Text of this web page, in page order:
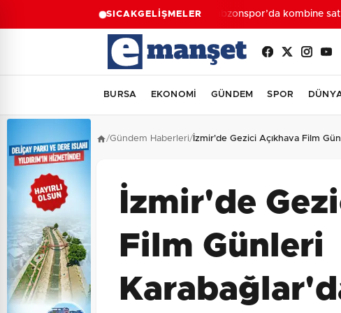
SICAKGELİŞMELERTrabzonspor’da kombine
BURSA EKONOMİ GÜNDEM SPOR
/Gündem Haberleri/ İzmir'de Gezici Açıkhava Film
İzmir'de
Film Günleri